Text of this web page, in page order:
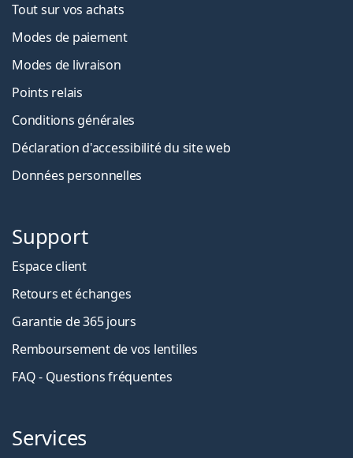
Tout sur vos achats
Modes de paiement
Modes de livraison
Points relais
Conditions générales
Déclaration d'accessibilité du site web
Données personnelles
Support
Espace client
Retours et échanges
Garantie de 365 jours
Remboursement de vos lentilles
FAQ - Questions fréquentes
Services